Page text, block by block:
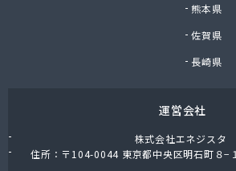
鈴与商事株式会社 松本支店 くら
熊本県
佐賀県
長崎県
運営会社
株式会社エネジスタ
住所：〒104-0044 東京都中央区明石町８−